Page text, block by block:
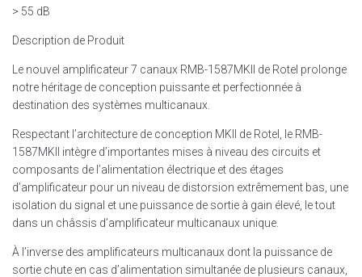
> 55 dB
Description de Produit
Le nouvel amplificateur 7 canaux RMB-1587MKII de Rotel prolonge
notre héritage de conception puissante et perfectionnée à
destination des systèmes multicanaux.
Respectant l’architecture de conception MKII de Rotel, le RMB-
1587MKII intègre d’importantes mises à niveau des circuits et
composants de l’alimentation électrique et des étages
d’amplificateur pour un niveau de distorsion extrêmement bas, une
isolation du signal et une puissance de sortie à gain élevé, le tout
dans un châssis d’amplificateur multicanaux unique.
À l’inverse des amplificateurs multicanaux dont la puissance de
sortie chute en cas d’alimentation simultanée de plusieurs canaux,